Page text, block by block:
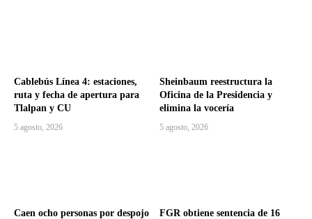
Cablebús Línea 4: estaciones,
ruta y fecha de apertura para
Tlalpan y CU
5 agosto, 2026
Sheinbaum reestructura la
Oficina de la Presidencia y
elimina la vocería
5 agosto, 2026
Caen ocho personas por despojo
FGR obtiene sentencia de 16